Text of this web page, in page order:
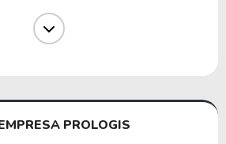
09/2024
PROLOGIS